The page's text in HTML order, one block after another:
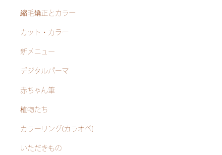
縮毛矯正とカラー
カット・カラー
新メニュー
デジタルパーマ
赤ちゃん筆
植物たち
カラーリング(カラオペ)
いただきもの